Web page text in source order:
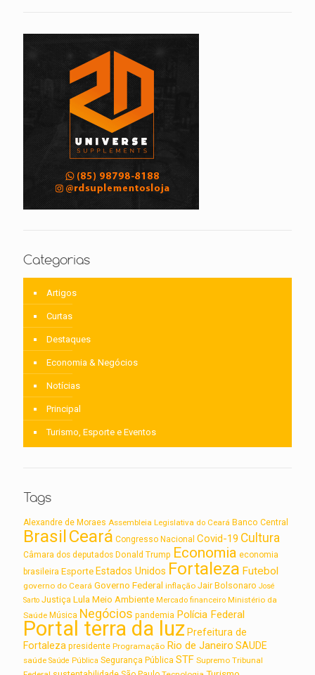
Categorias
Artigos
Curtas
Destaques
Economia & Negócios
Notícias
Principal
Turismo, Esporte e Eventos
Tags
Alexandre de Moraes Assembleia Legislativa do Ceará Banco Central
BrasilCeará Congresso Nacional Covid-19 Cultura
Câmara dos deputados Donald Trump Economia economia
brasileira Esporte Estados Unidos Fortaleza Futebol
governo do Ceará Governo Federal inflação Jair Bolsonaro José
Sarto Justiça Lula Meio Ambiente Mercado financeiro Ministério da
Saúde Música Negócios pandemia Polícia Federal
Portal terra da luz Prefeitura de
Fortaleza presidente Programação Rio de Janeiro SAUDE
saúde Saúde Pública Segurança Pública STF Supremo Tribunal